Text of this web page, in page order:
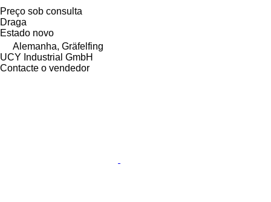
Preço sob consulta
Draga
Estado novo
Alemanha, Gräfelfing
UCY Industrial GmbH
Contacte o vendedor